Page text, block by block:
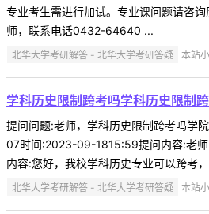
专业考生需进行加试。专业课问题请咨
师，联系电话0432-64640 ...
北华大学考研解答 - 北华大学考研答疑 本站
学科历史限制跨考吗学科历史限制
提问问题:老师，学科历史限制跨考吗学
07时间:2023-09-1815:59提问内容:老师
内容:您好，我校学科历史专业可以跨考
北华大学考研解答 - 北华大学考研答疑 本站